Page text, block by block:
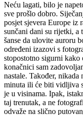
Neću lagati, bilo je
sve prošlo dobro.
posjet sjevera Europe iz
sunčani dani su rijetki, a
šanse da ulovite auroru
određeni izazovi s
stopostotno sigurni kako
konačnici sam
nastale. Također,
minuta ili će biti vidljiva
je u visinama. Ipak,
taj trenutak, a ne
odvaže na slično